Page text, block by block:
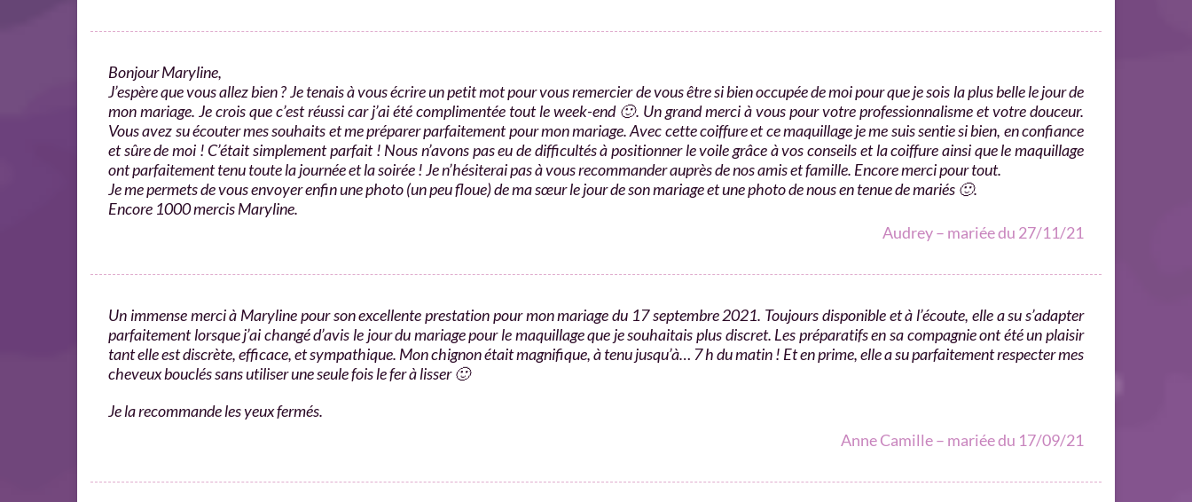
Bonjour Maryline,
J’espère que vous allez bien ? Je tenais à vous écrire un petit mot pour vous remercier de vous être si bien occupée de moi pour que je sois la plus belle le jour de
mon mariage. Je crois que c’est réussi car j’ai été complimentée tout le week-end 🙂. Un grand merci à vous pour votre professionnalisme et votre douceur.
Vous avez su écouter mes souhaits et me préparer parfaitement pour mon mariage. Avec cette coiffure et ce maquillage je me suis sentie si bien, en confiance
et sûre de moi ! C’était simplement parfait ! Nous n’avons pas eu de difficultés à positionner le voile grâce à vos conseils et la coiffure ainsi que le maquillage
ont parfaitement tenu toute la journée et la soirée ! Je n’hésiterai pas à vous recommander auprès de nos amis et famille. Encore merci pour tout.
Je me permets de vous envoyer enfin une photo (un peu floue) de ma sœur le jour de son mariage et une photo de nous en tenue de mariés 🙂.
Encore 1000 mercis Maryline.
Audrey – mariée du 27/11/21
Un immense merci à Maryline pour son excellente prestation pour mon mariage du 17 septembre 2021. Toujours disponible et à l’écoute, elle a su s’adapter
parfaitement lorsque j’ai changé d’avis le jour du mariage pour le maquillage que je souhaitais plus discret. Les préparatifs en sa compagnie ont été un plaisir
tant elle est discrète, efficace, et sympathique. Mon chignon était magnifique, à tenu jusqu’à… 7 h du matin ! Et en prime, elle a su parfaitement respecter mes
cheveux bouclés sans utiliser une seule fois le fer à lisser 🙂
Je la recommande les yeux fermés.
Anne Camille – mariée du 17/09/21